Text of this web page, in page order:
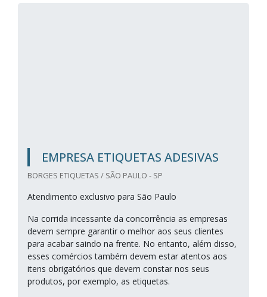
EMPRESA ETIQUETAS ADESIVAS
BORGES ETIQUETAS / SÃO PAULO - SP
Atendimento exclusivo para São Paulo
Na corrida incessante da concorrência as empresas
devem sempre garantir o melhor aos seus clientes
para acabar saindo na frente. No entanto, além disso,
esses comércios também devem estar atentos aos
itens obrigatórios que devem constar nos seus
produtos, por exemplo, as etiquetas.